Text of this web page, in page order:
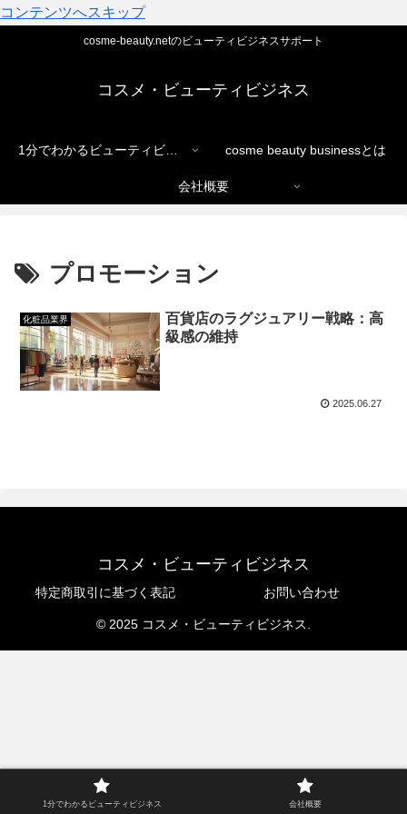
コンテンツへスキップ
cosme-beauty.netのビューティビジネスサポート
コスメ・ビューティビジネス
1分でわかるビューティビジネス cosme beauty businessとは
会社概要
プロモーション
化粧品業界
百貨店のラグジュアリー戦略：高
級感の維持
2025.06.27
コスメ・ビューティビジネス
特定商取引に基づく表記 お問い合わせ
© 2025 コスメ・ビューティビジネス.
1分でわかるビューティビジネス 会社概要